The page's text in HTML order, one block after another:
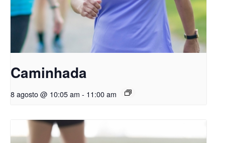
Caminhada
8 agosto @ 10:05 am - 11:00 am